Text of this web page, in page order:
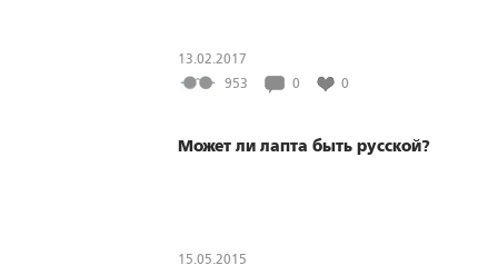
13.02.2017
953
0 0
Может ли лапта быть русской?
15.05.2015